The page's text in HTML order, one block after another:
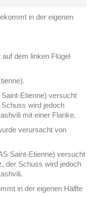
in der eigenen
dem linken Flügel
Etienne) versucht
wird jedoch
mit einer Flanke.
verursacht von
Saint-Etienne) versucht
der Schuss wird jedoch
in der eigenen Hälfte